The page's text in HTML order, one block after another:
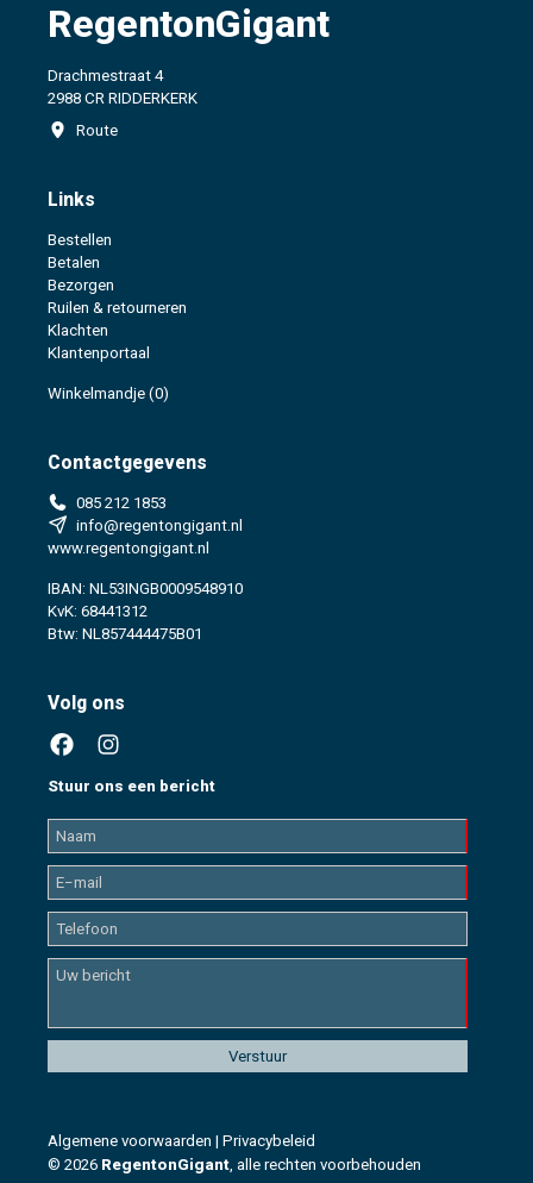
RegentonGigant
Drachmestraat 4
2988 CR RIDDERKERK
Route
Links
Bestellen
Betalen
Bezorgen
Ruilen & retourneren
Klachten
Klantenportaal
Winkelmandje (0)
Contactgegevens
085 212 1853
info@regentongigant.nl
www.regentongigant.nl
IBAN: NL53INGB0009548910
KvK: 68441312
Btw: NL857444475B01
Volg ons
Stuur ons een bericht
Algemene voorwaarden | Privacybeleid
© 2026 RegentonGigant, alle rechten voorbehouden